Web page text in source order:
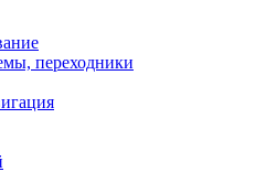
переходники